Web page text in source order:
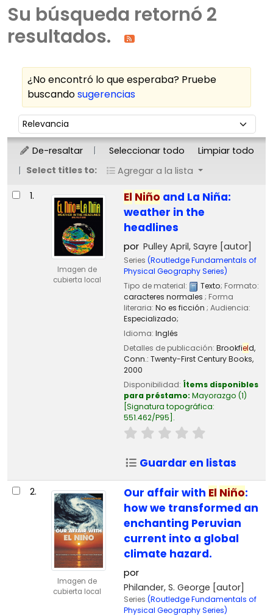
Su búsqueda retornó 2
resultados.
¿No encontró lo que esperaba? Pruebe
buscandosugerencias
Ordenar
Ordenar por:
De-resaltar Seleccionar todo
Limpiar todo
Select titles to:
Agregar a la lista
Resultados
1.
Imagen de
cubierta local
El Niño and La Niña:
weather in the
headlines
por Pulley April, Sayre [autor]
Series (Routledge Fundamentals of
Physical Geography Series)
Tipo de material:
Texto; Formato:
caracteres normales ; Forma
literaria: No es ficción ; Audiencia:
Especializado;
Idioma: Inglés
Detalles de publicación: Brookfield,
Conn.: Twenty-First Century Books,
2000
Disponibilidad: Ítems disponibles
para préstamo: Mayorazgo (1)
Signatura topográfica:
551.462/P95 .
Guardar en listas
2.
Imagen de
cubierta local
Our affair with El Niño:
how we transformed an
enchanting Peruvian
current into a global
climate hazard.
por
Philander, S. George [autor]
Series (Routledge Fundamentals of
Physical Geography Series)